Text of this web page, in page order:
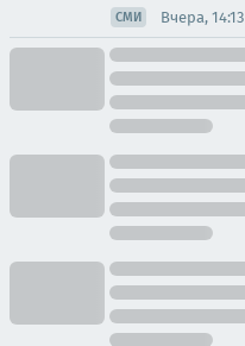
СМИ Вчера, 14:13